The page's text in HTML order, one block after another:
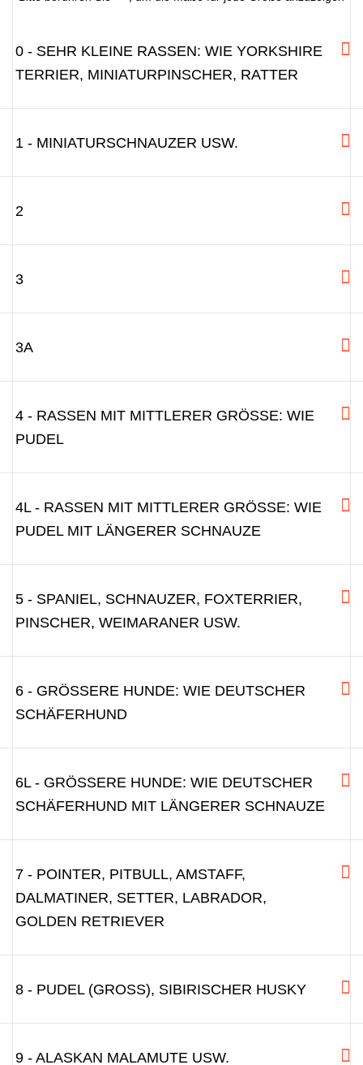
0 - SEHR KLEINE RASSEN: WIE YORKSHIRE
TERRIER, MINIATURPINSCHER, RATTER
1 - MINIATURSCHNAUZER USW.
2
3
3A
4 - RASSEN MIT MITTLERER GRÖSSE: WIE P
UDEL
4L - RASSEN MIT MITTLERER GRÖSSE: WIE P
UDEL MIT LÄNGERER SCHNAUZE
5 - SPANIEL, SCHNAUZER, FOXTERRIER,
PINSCHER, WEIMARANER USW.
6 - GRÖSSERE HUNDE: WIE DEUTSCHER S
CHÄFERHUND
6L - GRÖSSERE HUNDE: WIE DEUTSCHER S
CHÄFERHUND MIT LÄNGERER SCHNAUZE
7 - POINTER, PITBULL, AMSTAFF,
DALMATINER, SETTER, LABRADOR,
GOLDEN RETRIEVER
8 - PUDEL (GROSS), SIBIRISCHER HUSKY
9 - ALASKAN MALAMUTE USW.